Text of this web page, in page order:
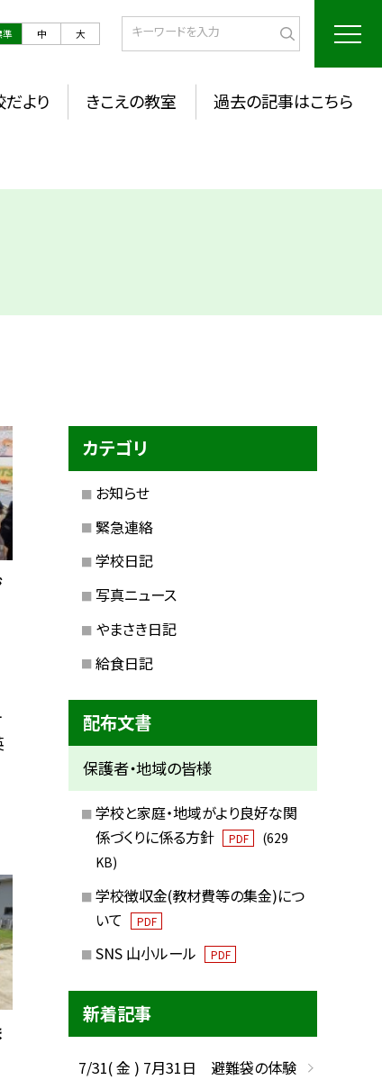
準 中 大
より きこえの教室 過去の記事はこちら
カテゴリ
お知らせ
緊急連絡
学校日記
写真ニュース
やまさき日記
給食日記
配布文書
保護者・地域の皆様
学校と家庭・地域がより良好な関
係づくりに係る方針
PDF
(629
KB)
学校徴収金(教材費等の集金)につ
いて
PDF
SNS 山小ルール PDF
新着記事
7/31( 金 ) 7月31日 避難袋の体験